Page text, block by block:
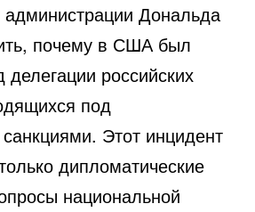
администрации Дональда
почему в США был
российских
под
Этот инцидент
дипломатические
национальной